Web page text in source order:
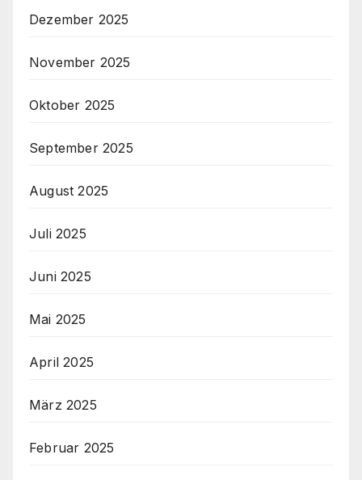
Dezember 2025
November 2025
Oktober 2025
September 2025
August 2025
Juli 2025
Juni 2025
Mai 2025
April 2025
März 2025
Februar 2025